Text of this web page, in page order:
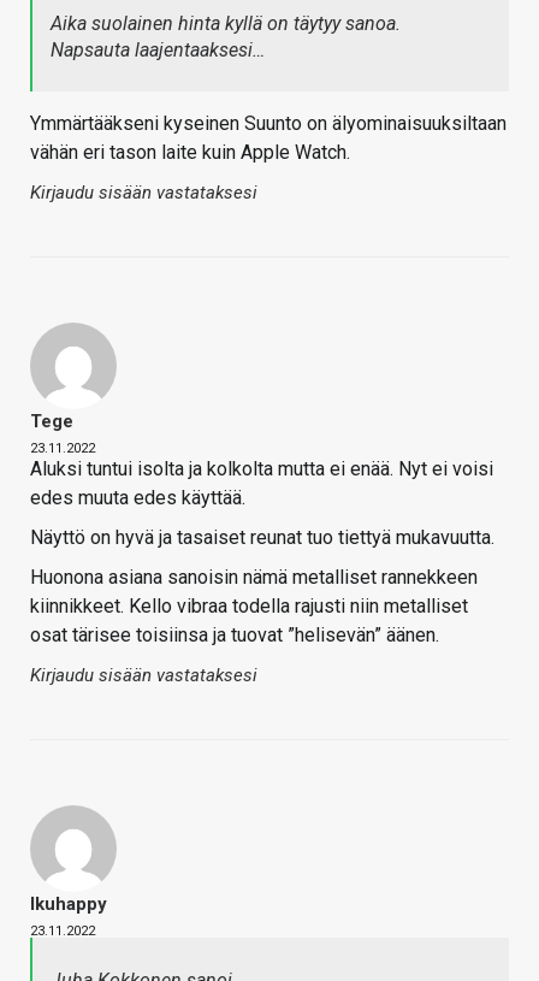
Aika suolainen hinta kyllä on täytyy sanoa.
Napsauta laajentaaksesi…
Ymmärtääkseni kyseinen Suunto on älyominaisuuksiltaan
vähän eri tason laite kuin Apple Watch.
Kirjaudu sisään vastataksesi
Tege
23.11.2022
Aluksi tuntui isolta ja kolkolta mutta ei enää. Nyt ei voisi
edes muuta edes käyttää.
Näyttö on hyvä ja tasaiset reunat tuo tiettyä mukavuutta.
Huonona asiana sanoisin nämä metalliset rannekkeen
kiinnikkeet. Kello vibraa todella rajusti niin metalliset
osat tärisee toisiinsa ja tuovat ”helisevän” äänen.
Kirjaudu sisään vastataksesi
Ikuhappy
23.11.2022